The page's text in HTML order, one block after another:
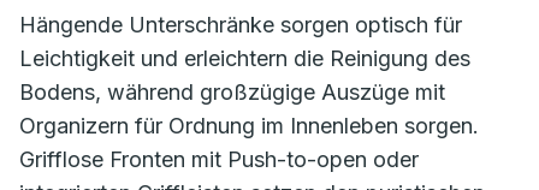
Hängende Unterschränke sorgen optisch für
Leichtigkeit und erleichtern die Reinigung des
Bodens, während großzügige Auszüge mit
Organizern für Ordnung im Innenleben sorgen.
Grifflose Fronten mit Push-to-open oder